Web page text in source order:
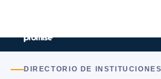
DIRECTORIO DE